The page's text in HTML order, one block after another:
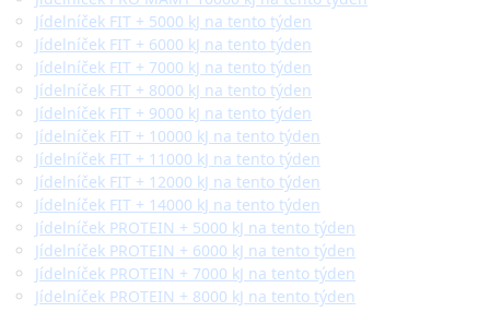
Jídelníček FIT + 5000 kJ na tento týden
Jídelníček FIT + 6000 kJ na tento týden
Jídelníček FIT + 7000 kJ na tento týden
Jídelníček FIT + 8000 kJ na tento týden
Jídelníček FIT + 9000 kJ na tento týden
Jídelníček FIT + 10000 kJ na tento týden
Jídelníček FIT + 11000 kJ na tento týden
Jídelníček FIT + 12000 kJ na tento týden
Jídelníček FIT + 14000 kJ na tento týden
Jídelníček PROTEIN + 5000 kJ na tento týden
Jídelníček PROTEIN + 6000 kJ na tento týden
Jídelníček PROTEIN + 7000 kJ na tento týden
Jídelníček PROTEIN + 8000 kJ na tento týden